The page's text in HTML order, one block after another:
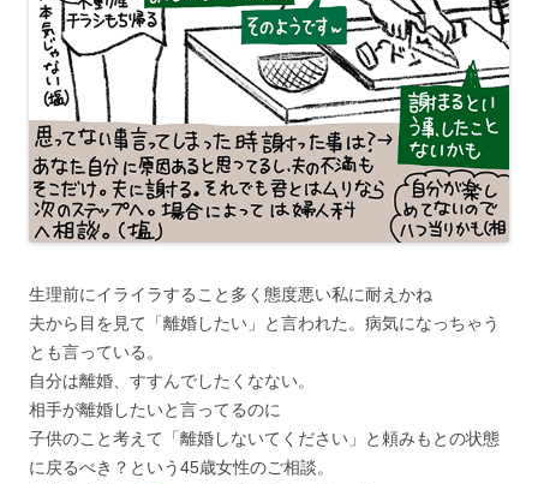
生理前にイライラすること多く態度悪い私に耐えかね
夫から目を見て「離婚したい」と言われた。病気になっちゃう
とも言っている。
自分は離婚、すすんでしたくなない。
相手が離婚したいと言ってるのに
子供のこと考えて「離婚しないてください」と頼みもとの状態
に戻るべき？という45歳女性のご相談。